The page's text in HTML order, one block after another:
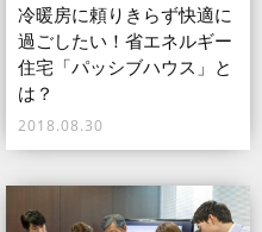
冷暖房に頼りきらず快適に
過ごしたい！省エネルギー
住宅「パッシブハウス」と
は？
2018.08.30